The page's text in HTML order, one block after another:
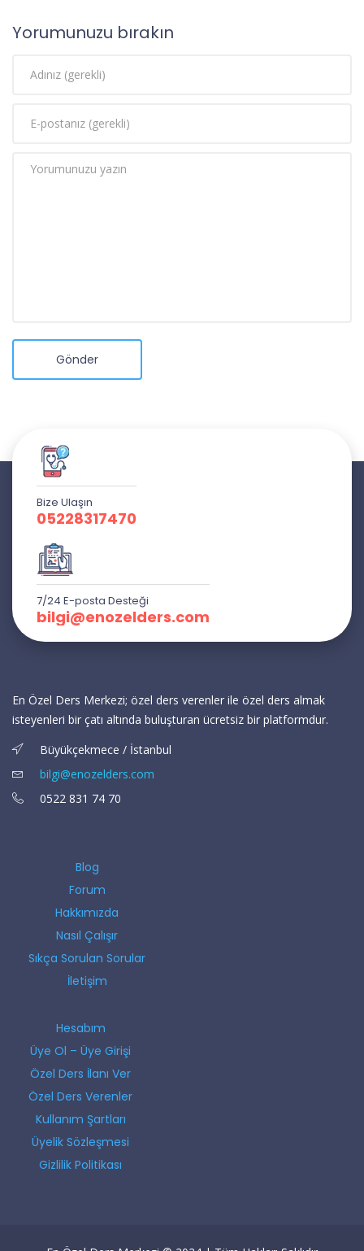
Yorumunuzu bırakın
Gönder
Bize Ulaşın
05228317470
7/24 E-posta Desteği
bilgi@enozelders.com
En Özel Ders Merkezi; özel ders verenler ile özel ders almak
isteyenleri bir çatı altında buluşturan ücretsiz bir platformdur.
Büyükçekmece / İstanbul
bilgi@enozelders.com
0522 831 74 70
Blog
Forum
Hakkımızda
Nasıl Çalışır
Sıkça Sorulan Sorular
İletişim
Hesabım
Üye Ol – Üye Girişi
Özel Ders İlanı Ver
Özel Ders Verenler
Kullanım Şartları
Üyelik Sözleşmesi
Gizlilik Politikası